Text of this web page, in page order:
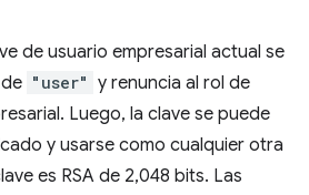
de usuario empresarial actual se
"user" y renuncia al rol de
Luego, la clave se puede
y usarse como cualquier otra
es RSA de 2,048 bits. Las